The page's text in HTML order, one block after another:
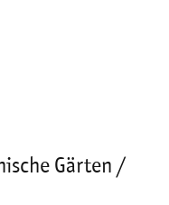
Gärten /